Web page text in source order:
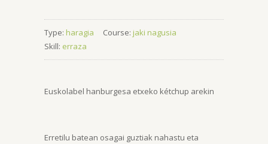
Type: haragia Course: jaki nagusia
Skill: erraza
Euskolabel hanburgesa etxeko kétchup arekin
Erretilu batean osagai guztiak nahastu eta